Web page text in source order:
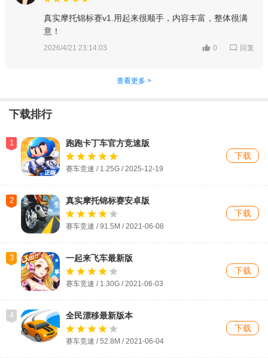
真实摩托锦标赛v1.用起来很顺手，内容丰富，整体很满
意！
2026/4/21 23:14:03 0 回复
查看更多 >
下载排行
1 跑跑卡丁车官方竞速版
赛车竞速 / 1.25G / 2025-12-19
下载
2 真实摩托锦标赛安卓版
赛车竞速 / 91.5M / 2021-06-08
下载
3 一起来飞车最新版
赛车竞速 / 1.30G / 2021-06-03
下载
4 全民漂移最新版本
赛车竞速 / 52.8M / 2021-06-04
下载